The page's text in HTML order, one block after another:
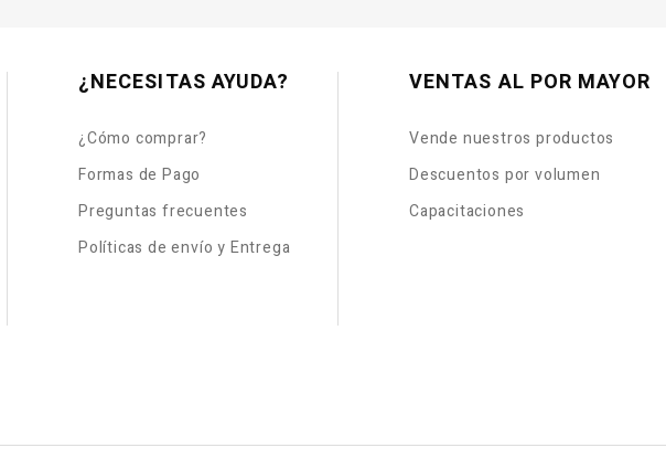
¿NECESITAS AYUDA?
¿Cómo comprar?
Formas de Pago
Preguntas frecuentes
Políticas de envío y Entrega
VENTAS AL POR MAYOR
Vende nuestros productos
Descuentos por volumen
Capacitaciones